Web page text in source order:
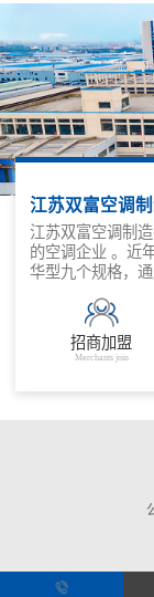
江苏双富空调
江苏双富空调制
的空调企业 。近
华型九个规格，
合家用超薄型系
体的各种需求。
及空调机房各种
火阀、CJT 阻尼
调机组并承包空
招商加盟
Merchants join